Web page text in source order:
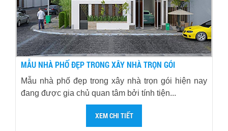
MẪU NHÀ PHỐ ĐẸP TRONG XÂY NHÀ TRỌN GÓI
Mẫu nhà phố đẹp trong xây nhà trọn gói hiện nay
đang được gia chủ quan tâm bởi tính tiện...
XEM CHI TIẾT